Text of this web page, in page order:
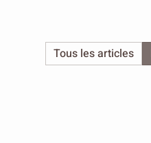
Tous les articles